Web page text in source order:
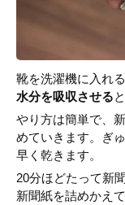
靴を洗濯機に入れ
水分を吸収させる
やり方は簡単で、
めていきます。ぎ
早く乾きます。
20分ほどたって新
新聞紙を詰めかえ